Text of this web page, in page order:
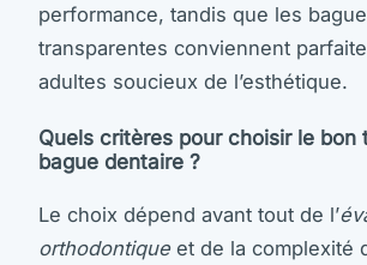
performance, tandis que les
transparentes conviennent
adultes soucieux de l’esthétique.
Quels critères pour choisir le bon
bague dentaire ?
Le choix dépend avant tout de l’
orthodontiqueet de la complexité